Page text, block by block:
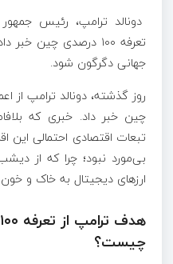
دونالد ترامپ، رئیس
تعرفه ۱۰۰ درصدی چین
جهانی دگرگون شود.
چین خبر داد. خبری که
تبعات اقتصادی احتمالی این
بی‌مورد نبود؛ چرا که از
ارز‌های دیجیتال به خاک و
چیست؟